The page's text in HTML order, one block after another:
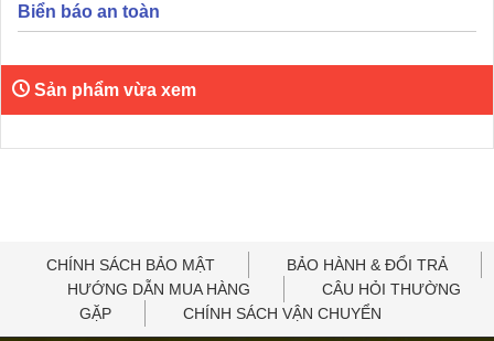
Biển báo an toàn
Sản phẩm vừa xem
CHÍNH SÁCH BẢO MẬT
BẢO HÀNH & ĐỔI TRẢ
HƯỚNG DẪN MUA HÀNG
CÂU HỎI THƯỜNG
GẶP
CHÍNH SÁCH VẬN CHUYỂN